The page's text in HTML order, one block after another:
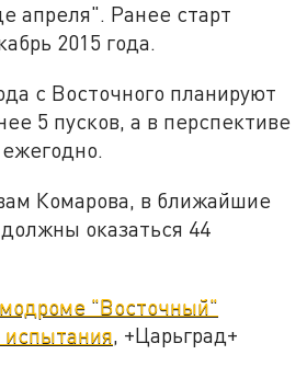
апреля". Ранее старт
2015 года.
с Восточного планируют
5 пусков, а в перспективе
Комарова, в ближайшие
оказаться 44
"Восточный"
испытания, +Царьград+